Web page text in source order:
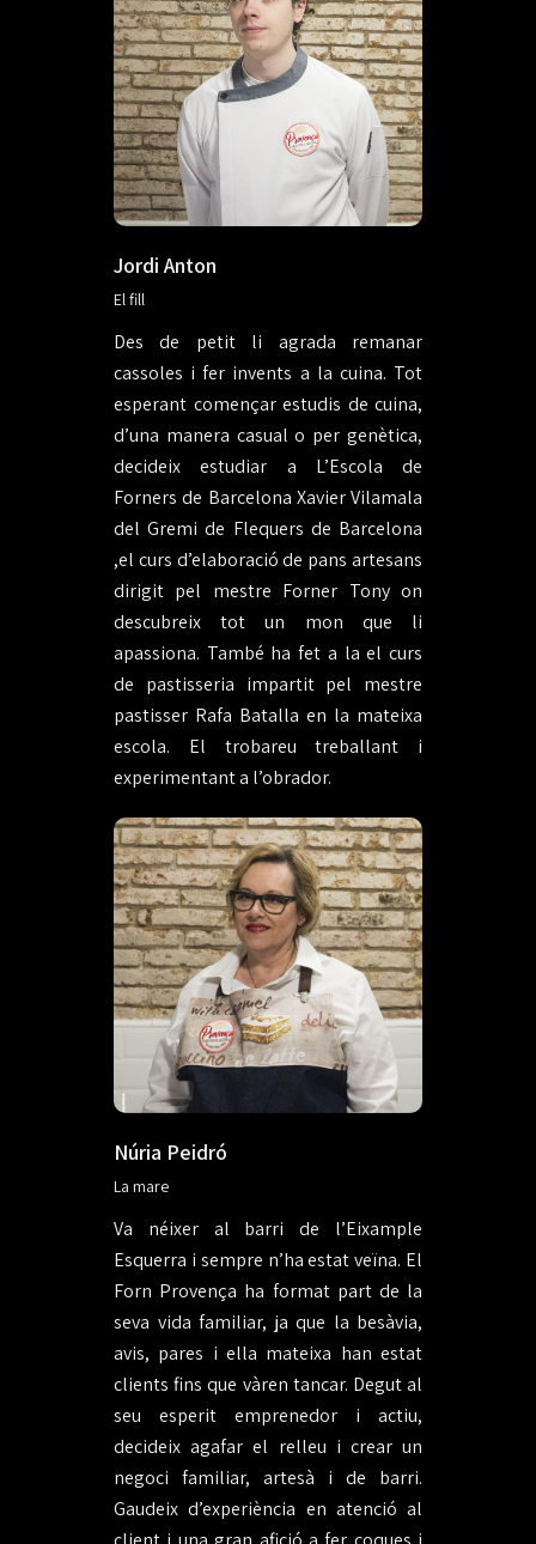
Jordi Anton
El fill
Des de petit li agrada remanar
cassoles i fer invents a la cuina. Tot
esperant començar estudis de cuina,
d’una manera casual o per genètica,
decideix estudiar a L’Escola de
Forners de Barcelona Xavier Vilamala
del Gremi de Flequers de Barcelona
,el curs d’elaboració de pans artesans
dirigit pel mestre Forner Tony on
descubreix tot un mon que li
apassiona. També ha fet a la el curs
de pastisseria impartit pel mestre
pastisser Rafa Batalla en la mateixa
escola. El trobareu treballant i
experimentant a l’obrador.
Núria Peidró
La mare
Va néixer al barri de l’Eixample
Esquerra i sempre n’ha estat veïna. El
Forn Provença ha format part de la
seva vida familiar, ja que la besàvia,
avis, pares i ella mateixa han estat
clients fins que vàren tancar. Degut al
seu esperit emprenedor i actiu,
decideix agafar el relleu i crear un
negoci familiar, artesà i de barri.
Gaudeix d’experiència en atenció al